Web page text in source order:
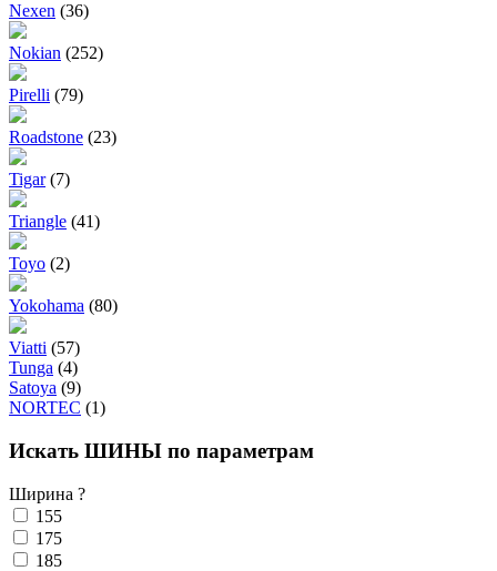
Nexen (36)
Nokian (252)
Pirelli (79)
Roadstone (23)
Tigar (7)
Triangle (41)
Toyo (2)
Yokohama (80)
Viatti (57)
Tunga (4)
Satoya (9)
NORTEC (1)
Искать ШИНЫ по параметрам
Ширина ?
155
175
185